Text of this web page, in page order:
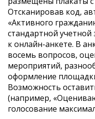
Отсканировав код,
«Активного
стандартной
к онлайн-анкете. В
восемь вопросов,
мероприятий,
оформление
Возможность
(например,
голосование